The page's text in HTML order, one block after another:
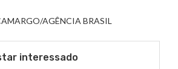
AGÊNCIA BRASIL
interessado